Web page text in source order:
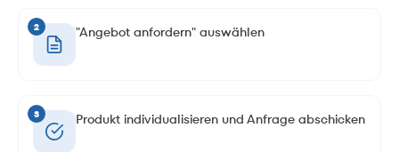
2 "Angebot anfordern" auswählen
3 Produkt individualisieren und Anfrage abschicken